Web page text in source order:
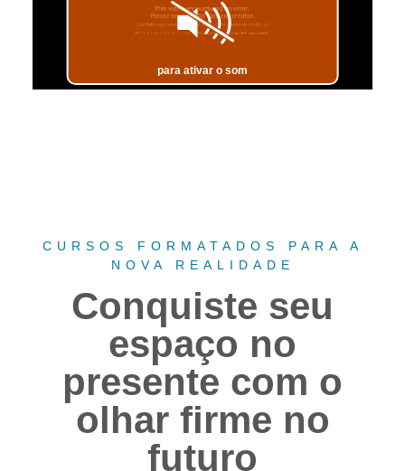
CURSOS FORMATADOS PARA A
NOVA REALIDADE
Conquiste seu
espaço no
presente com o
olhar firme no
futuro